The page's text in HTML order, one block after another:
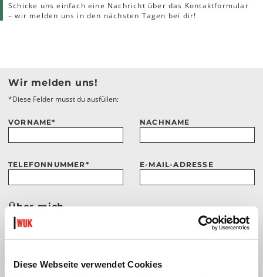
Diese Webseite verwendet Cookies
Schicke uns einfach eine Nachricht über das Kontaktformular
– wir melden uns in den nächsten Tagen bei dir!
Wir melden uns!
*Diese Felder musst du ausfüllen:
VORNAME* NACHNAME
TELEFONNUMMER* E-MAIL-ADRESSE
Über mich
Wenn du möchtest, kannst du uns mehr über dich erzählen. Je mehr wir im
Vorfeld wissen, desto besser können wir dein Anliegen beantworten.